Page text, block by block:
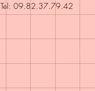
Tel: 09.82.37.79.42